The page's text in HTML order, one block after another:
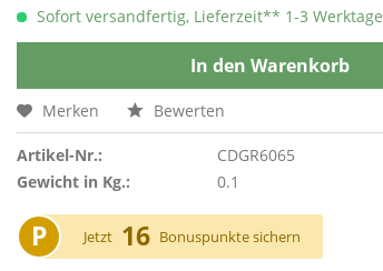
Sofort versandfertig, Lieferzeit** 1-3 Werktage
In den Warenkorb
Merken Bewerten
Artikel-Nr.:
CDGR6065
Gewicht in Kg.:
0.1
P Jetzt 16 Bonuspunkte sichern